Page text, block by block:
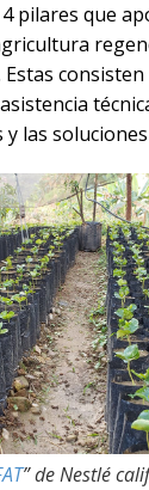
pilares que
consisten
las
” de Nestlé